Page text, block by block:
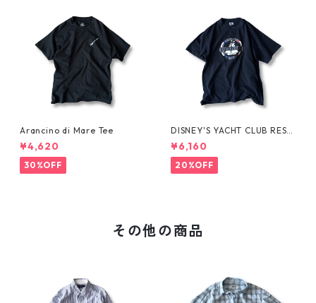
Arancino di Mare Tee
¥4,620
30%OFF
DISNEY'S YACHT CLUB RESO
RT Tee
¥6,160
20%OFF
その他の商品